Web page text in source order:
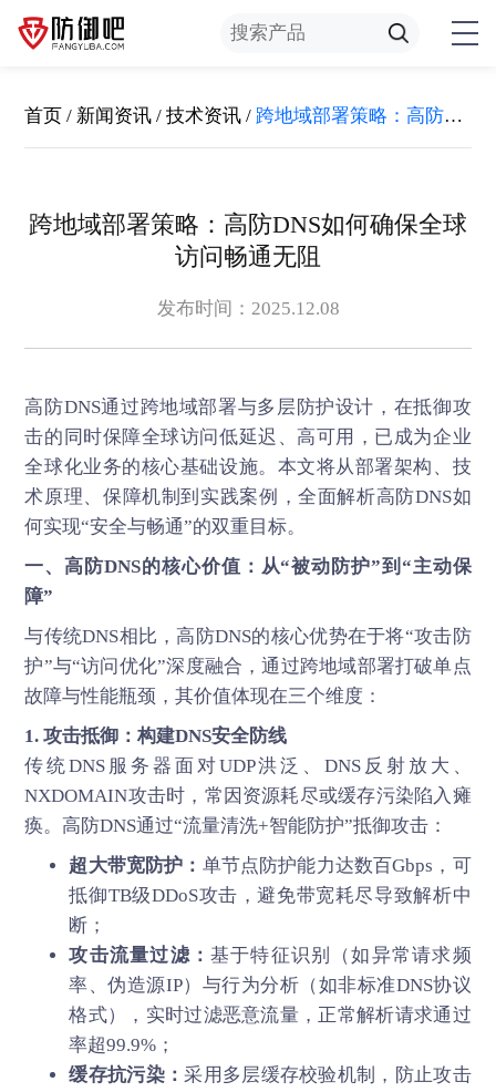
首页 / 新闻资讯 /技术资讯 / 跨地域部署策略：高防DNS如何确保全球访问畅通无阻
跨地域部署策略：高防DNS如何确保全球
访问畅通无阻
发布时间：2025.12.08
高防DNS通过跨地域部署与多层防护设计，在抵御攻
击的同时保障全球访问低延迟、高可用，已成为企业
全球化业务的核心基础设施。本文将从部署架构、技
术原理、保障机制到实践案例，全面解析高防DNS如
何实现“安全与畅通”的双重目标。
一、高防DNS的核心价值：从“被动防护”到“主动保
障”
与传统DNS相比，高防DNS的核心优势在于将“攻击防
护”与“访问优化”深度融合，通过跨地域部署打破单点
故障与性能瓶颈，其价值体现在三个维度：
1. 攻击抵御：构建DNS安全防线
传统DNS服务器面对UDP洪泛、DNS反射放大、
NXDOMAIN攻击时，常因资源耗尽或缓存污染陷入瘫
痪。高防DNS通过“流量清洗+智能防护”抵御攻击：
超大带宽防护： 单节点防护能力达数百Gbps，可
抵御TB级DDoS攻击，避免带宽耗尽导致解析中
断；
攻击流量过滤： 基于特征识别（如异常请求频
率、伪造源IP）与行为分析（如非标准DNS协议
格式），实时过滤恶意流量，正常解析请求通过
率超99.9%；
缓存抗污染：采用多层缓存校验机制，防止攻击